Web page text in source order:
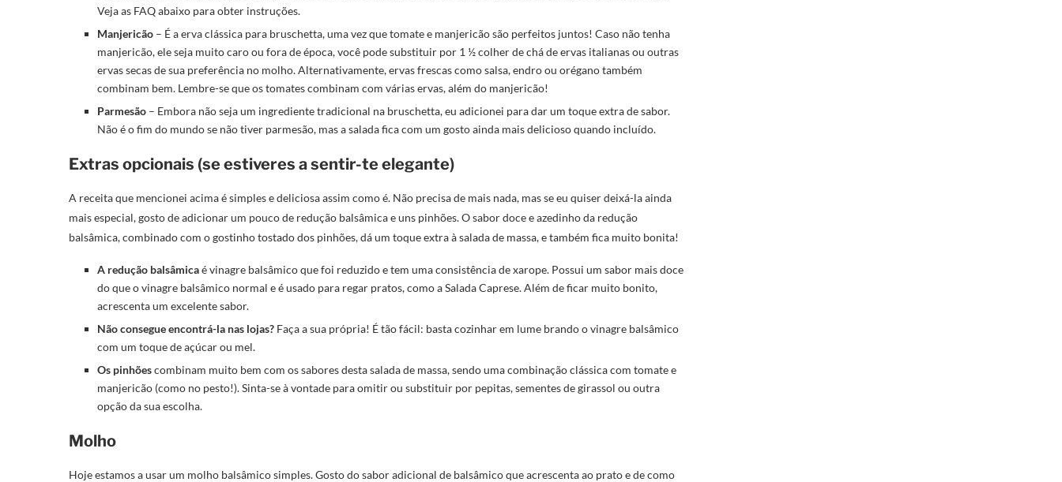
Veja as FAQ abaixo para obter instruções.
Manjericão – É a erva clássica para bruschetta, uma vez que tomate e manjericão são perfeitos juntos! Caso não tenha
manjericão, ele seja muito caro ou fora de época, você pode substituir por 1 ½ colher de chá de ervas italianas ou outras
ervas secas de sua preferência no molho. Alternativamente, ervas frescas como salsa, endro ou orégano também
combinam bem. Lembre-se que os tomates combinam com várias ervas, além do manjericão!
Parmesão – Embora não seja um ingrediente tradicional na bruschetta, eu adicionei para dar um toque extra de sabor.
Não é o fim do mundo se não tiver parmesão, mas a salada fica com um gosto ainda mais delicioso quando incluído.
Extras opcionais (se estiveres a sentir-te elegante)
A receita que mencionei acima é simples e deliciosa assim como é. Não precisa de mais nada, mas se eu quiser deixá-la ainda
mais especial, gosto de adicionar um pouco de redução balsâmica e uns pinhões. O sabor doce e azedinho da redução
balsâmica, combinado com o gostinho tostado dos pinhões, dá um toque extra à salada de massa, e também fica muito bonita!
A redução balsâmicaé vinagre balsâmico que foi reduzido e tem uma consistência de xarope. Possui um sabor mais doce
do que o vinagre balsâmico normal e é usado para regar pratos, como a Salada Caprese. Além de ficar muito bonito,
acrescenta um excelente sabor.
Não consegue encontrá-la nas lojas? Faça a sua própria! É tão fácil: basta cozinhar em lume brando o vinagre balsâmico
com um toque de açúcar ou mel.
Os pinhõescombinam muito bem com os sabores desta salada de massa, sendo uma combinação clássica com tomate e
manjericão (como no pesto!). Sinta-se à vontade para omitir ou substituir por pepitas, sementes de girassol ou outra
opção da sua escolha.
Molho
Hoje estamos a usar um molho balsâmico simples. Gosto do sabor adicional de balsâmico que acrescenta ao prato e de como